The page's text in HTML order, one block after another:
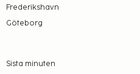
Frederikshavn
Göteborg
Sista minuten